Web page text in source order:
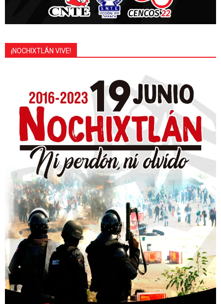
¡NOCHIXTLÁN VIVE!